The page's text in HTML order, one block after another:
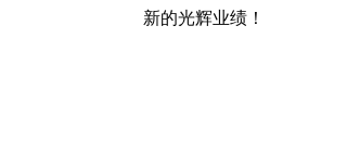
新的光辉业绩！